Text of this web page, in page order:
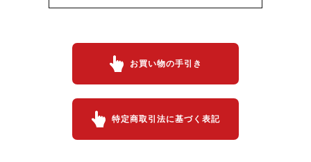
お買い物の手引き
特定商取引法に基づく表記